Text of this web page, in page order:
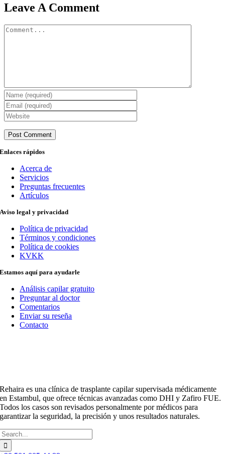
Leave A Comment
Comment
Enlaces rápidos
Acerca de
Servicios
Preguntas frecuentes
Artículos
Aviso legal y privacidad
Política de privacidad
Términos y condiciones
Política de cookies
KVKK
Estamos aquí para ayudarle
Análisis capilar gratuito
Preguntar al doctor
Comentarios
Enviar su reseña
Contacto
Rehaira es una clínica de trasplante capilar supervisada médicamente
en Estambul, que ofrece técnicas avanzadas como DHI y Zafiro FUE.
Todos los casos son revisados personalmente por médicos para
garantizar la seguridad, la precisión y unos resultados naturales.